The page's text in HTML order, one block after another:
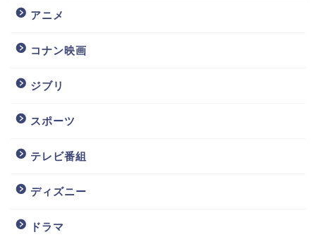
アニメ
コナン映画
ジブリ
スポーツ
テレビ番組
ディズニー
ドラマ